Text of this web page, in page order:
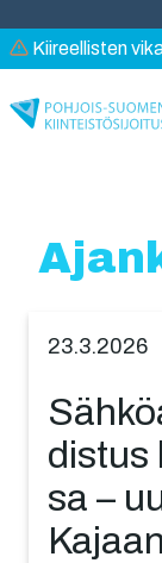
Kiireellisten
23.3.2026
dis­tus
sa –